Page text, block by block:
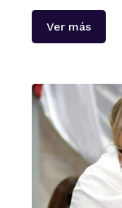
Ver más